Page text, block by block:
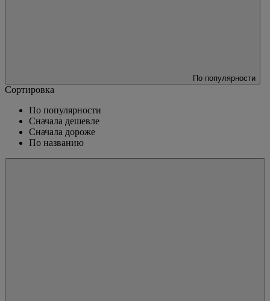
По популярности
Сортировка
По популярности
Сначала дешевле
Сначала дороже
По названию